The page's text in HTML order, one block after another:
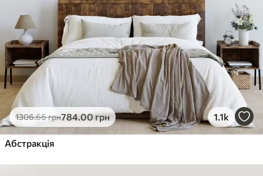
1306.66грн784.00грн 1.1k
Абстракція